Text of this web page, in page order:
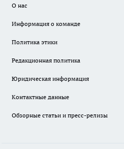
О нас
Информация о команде
Политика этики
Редакционная политика
Юридическая информация
Контактные данные
Обзорные статьи и пресс-релизы